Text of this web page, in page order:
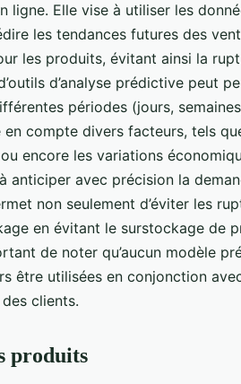
ligne. Elle vise à utiliser les
les tendances futures des
les produits, évitant ainsi la
d’analyse prédictive peut
périodes (jours,
compte divers facteurs, tels
encore les variations
anticiper avec précision la
non seulement d’éviter les
en évitant le surstockage de
de noter qu’aucun modèle
être utilisées en conjonction
clients.
produits